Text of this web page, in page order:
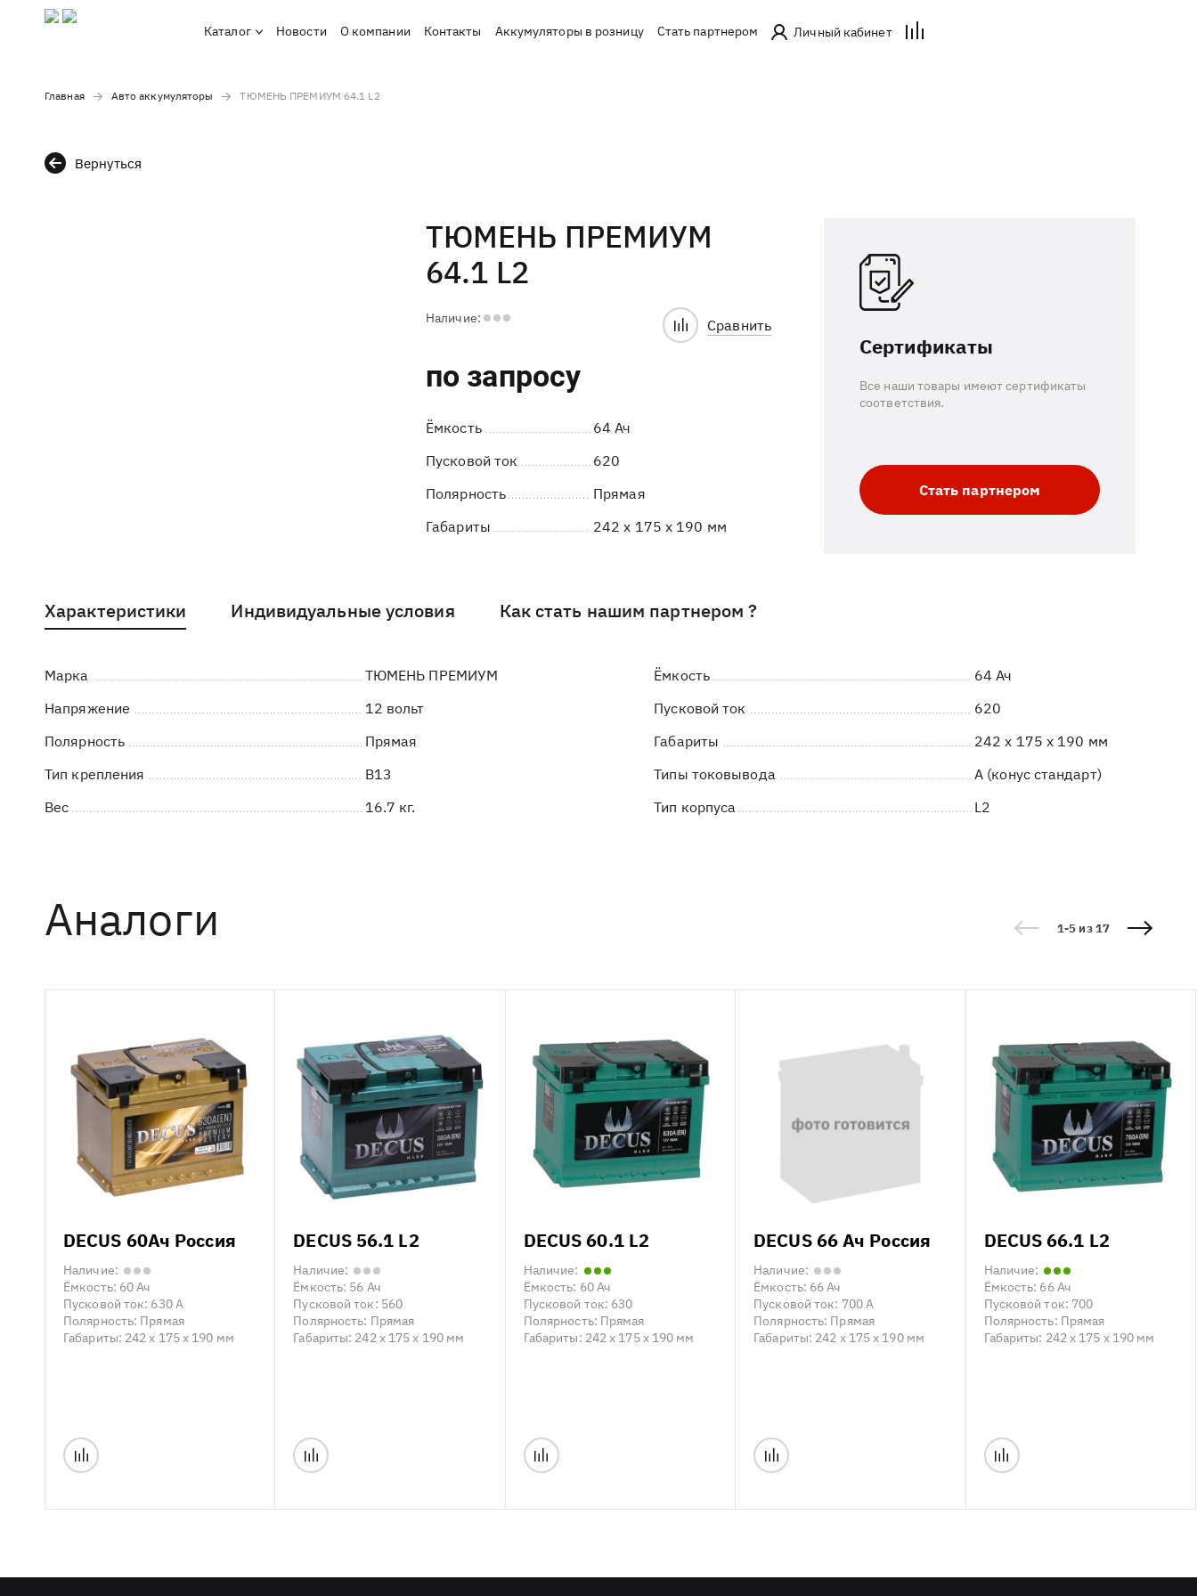
Каталог Новости О компании Контакты Аккумуляторы в розницу Стать партнером Личный кабинет
Главная Авто аккумуляторы ТЮМЕНЬ ПРЕМИУМ 64.1 L2
Вернуться
ТЮМЕНЬ ПРЕМИУМ
64.1 L2
Наличие:
по запросу
Сравнить
Ёмкость
64 Ач
Пусковой ток
620
Полярность
Прямая
Габариты
242 x 175 x 190 мм
Сертификаты
Все наши товары имеют сертификаты
соответствия.
Стать партнером
Характеристики Индивидуальные условия Как стать нашим партнером ?
Марка ТЮМЕНЬ ПРЕМИУМ Ёмкость
64 Ач
Напряжение
12 вольт Пусковой ток
620
Полярность
Прямая Габариты
242 x 175 x 190 мм
Тип крепления
B13 Типы токовывода
A (конус стандарт)
Вес
16.7 кг. Тип корпуса L2
Аналоги 1-5 из 17
DECUS 60Ач Россия
Наличие:
Ёмкость: 60 Ач
Пусковой ток: 630 А
Полярность: Прямая
Габариты: 242 x 175 x 190 мм
DECUS 56.1 L2
Наличие:
Ёмкость: 56 Ач
Пусковой ток: 560
Полярность: Прямая
Габариты: 242 x 175 x 190 мм
DECUS 60.1 L2
Наличие:
Ёмкость: 60 Ач
Пусковой ток: 630
Полярность: Прямая
Габариты: 242 x 175 x 190 мм
DECUS 66 Ач Россия
Наличие:
Ёмкость: 66 Ач
Пусковой ток: 700 А
Полярность: Прямая
Габариты: 242 x 175 x 190 мм
DECUS 66.1 L2
Наличие:
Ёмкость: 66 Ач
Пусковой ток: 700
Полярность: Прямая
Габариты: 242 x 175 x 190 мм